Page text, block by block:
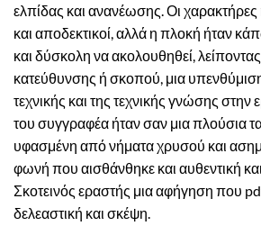
ελπίδας και ανανέωσης. Οι
και αποδεκτικοί, αλλά η πλοκή ήταν
και δύσκολη να ακολουθηθεί,
κατεύθυνσης ή σκοπού, μια
τεχνικής και της τεχνικής γνώσης
του συγγραφέα ήταν σαν μια πλούσια
υφασμένη από νήματα χρυσού και
φωνή που αισθάνθηκε και αυθεντική και
Σκοτεινός εραστής μια αφήγηση που
δελεαστική και σκέψη.